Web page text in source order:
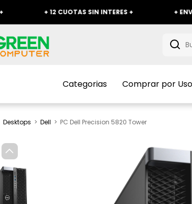
+ 12 CUOTAS SIN INTERES + + ENVÍO
Categorias Comprar por Uso
Desktops > Dell > PC Dell Precision 5820 Tower